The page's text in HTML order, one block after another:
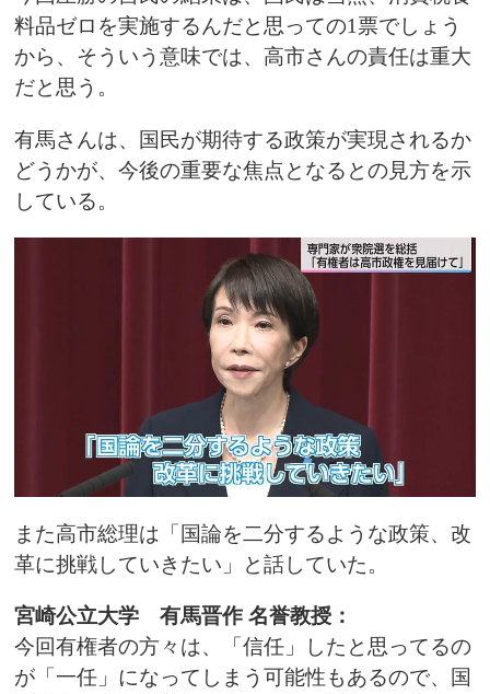
料品ゼロを実施するんだと思っての1票でしょう
から、そういう意味では、高市さんの責任は重大
だと思う。
有馬さんは、国民が期待する政策が実現されるか
どうかが、今後の重要な焦点となるとの見方を示
している。
また高市総理は「国論を二分するような政策、改
革に挑戦していきたい」と話していた。
宮崎公立大学 有馬晋作 名誉教授：
今回有権者の方々は、「信任」したと思ってるの
が「一任」になってしまう可能性もあるので、国